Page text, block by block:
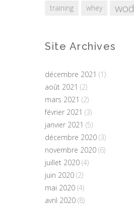
training whey wod
Site Archives
décembre 2021 (1)
août 2021 (2)
mars 2021 (2)
février 2021 (3)
janvier 2021 (5)
décembre 2020 (3)
novembre 2020 (6)
juillet 2020 (4)
juin 2020 (2)
mai 2020 (4)
avril 2020 (8)